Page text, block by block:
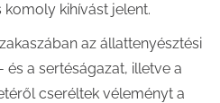
kihívást jelent.
az állattenyésztési
a sertéságazat, illetve a
cseréltek véleményt a